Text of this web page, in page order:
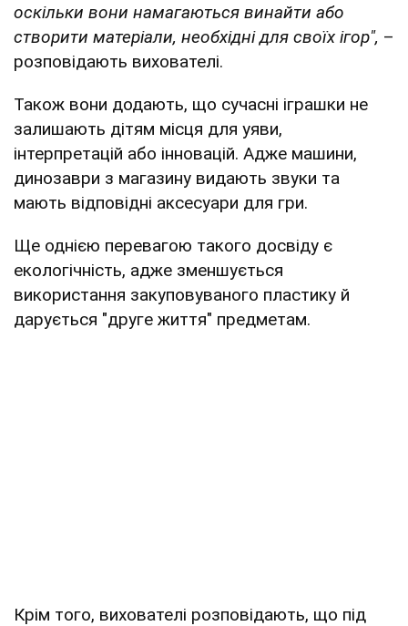
оскільки вони намагаються винайти або
створити матеріали, необхідні для своїх ігор", –
розповідають вихователі.
Також вони додають, що сучасні іграшки не
залишають дітям місця для уяви,
інтерпретацій або інновацій. Адже машини,
динозаври з магазину видають звуки та
мають відповідні аксесуари для гри.
Ще однією перевагою такого досвіду є
екологічність, адже зменшується
використання закуповуваного пластику й
дарується "друге життя" предметам.
Крім того, вихователі розповідають, що під